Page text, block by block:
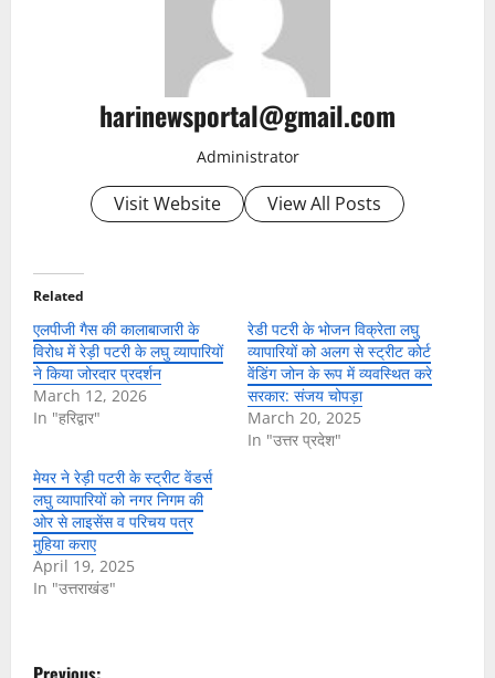
harinewsportal@gmail.com
Administrator
Visit Website View All Posts
Related
एलपीजी गैस की कालाबाजारी के
विरोध में रेड़ी पटरी के लघु व्यापारियों
ने किया जोरदार प्रदर्शन
March 12, 2026
In "हरिद्वार"
रेडी पटरी के भोजन विक्रेता लघु
व्यापारियों को अलग से स्ट्रीट कोर्ट
वेंडिंग जोन के रूप में व्यवस्थित करे
सरकार: संजय चोपड़ा
March 20, 2025
In "उत्तर प्रदेश"
मेयर ने रेड़ी पटरी के स्ट्रीट वेंडर्स
लघु व्यापारियों को नगर निगम की
ओर से लाइसेंस व परिचय पत्र
मुहिया कराए
April 19, 2025
In "उत्तराखंड"
P